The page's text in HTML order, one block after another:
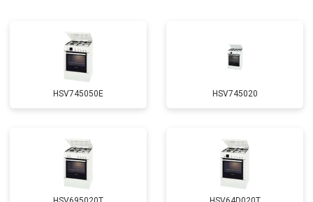
HSV745050E HSV745020